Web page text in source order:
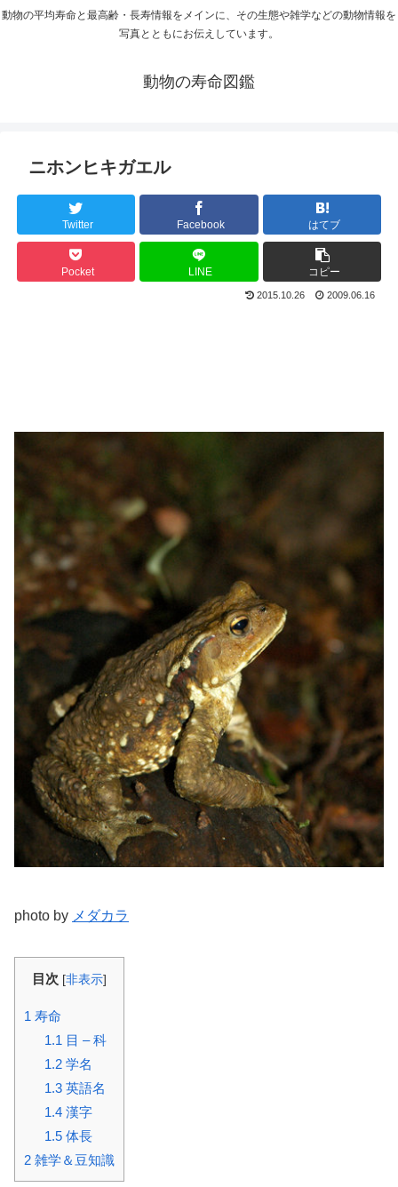
動物の平均寿命と最高齢・長寿情報をメインに、その生態や雑学などの動物情報を
写真とともにお伝えしています。
動物の寿命図鑑
ニホンヒキガエル
Twitter Facebook はてブ
Pocket LINE コピー
2015.10.26 2009.06.16
photo by メダカラ
目次 [非表示]
1 寿命
1.1 目 – 科
1.2学名
1.3英語名
1.4漢字
1.5体長
2 雑学＆豆知識